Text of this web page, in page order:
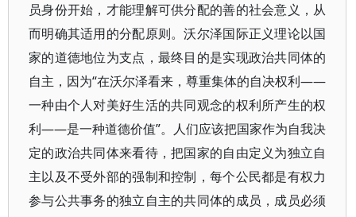
员身份开始，才能理解可供分配的善的社会意义，从
而明确其适用的分配原则。沃尔泽国际正义理论以国
家的道德地位为支点，最终目的是实现政治共同体的
自主，因为“在沃尔泽看来，尊重集体的自决权利——
一种由个人对美好生活的共同观念的权利所产生的权
利——是一种道德价值”。人们应该把国家作为自我决
定的政治共同体来看待，把国家的自由定义为独立自
主以及不受外部的强制和控制，每个公民都是有权力
参与公共事务的独立自主的共同体的成员，成员必须